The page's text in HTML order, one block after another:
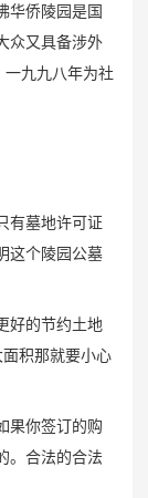
华侨陵园是国
众又具备涉外
一九九八年为社
有墓地许可证
这个陵园公墓
好的节约土地
积那就要小心
果你签订的购
。合法的合法